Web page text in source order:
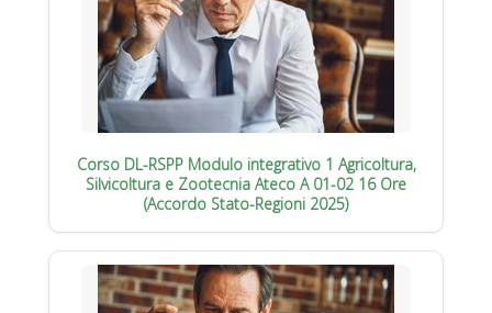
Corso DL-RSPP Modulo integrativo 1 Agricoltura,
Silvicoltura e Zootecnia Ateco A 01-02 16 Ore
(Accordo Stato-Regioni 2025)